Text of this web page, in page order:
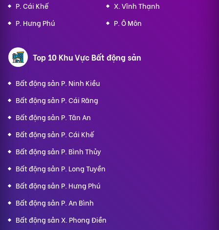
P. Cái Khế
X. Vĩnh Thạnh
P. Hưng Phú
P. Ô Môn
Top 10 Khu Vực Bất động sản
Bất động sản P. Ninh Kiều
Bất động sản P. Cái Răng
Bất động sản P. Tân An
Bất động sản P. Cái Khế
Bất động sản P. Bình Thủy
Bất động sản P. Long Tuyền
Bất động sản P. Hưng Phú
Bất động sản P. An Bình
Bất động sản X. Phong Điền